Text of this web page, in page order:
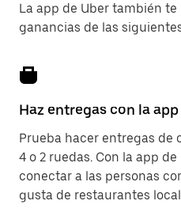
La app de Uber también
ganancias de las
Haz entregas con la
Prueba hacer entregas de
4 o 2 ruedas. Con la app
conectar a las personas
gusta de restaurantes